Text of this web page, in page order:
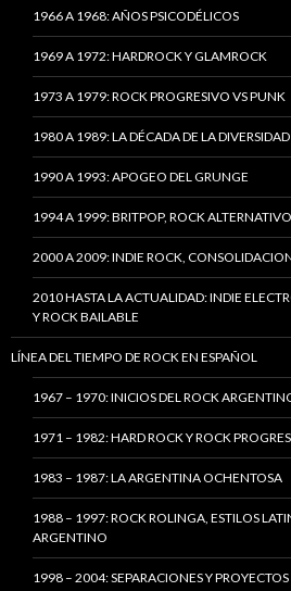
1966 A 1968: AÑOS PSICODÉLICOS
1969 A 1972: HARDROCK Y GLAMROCK
1973 A 1979: ROCK PROGRESIVO VS PUNK
1980 A 1989: LA DÉCADA DE LA
1990 A 1993: APOGEO DEL GRUNGE
1994 A 1999: BRITPOP, ROCK
2000 A 2009: INDIE ROCK,
2010 HASTA LA ACTUALIDAD: INDIE
Y ROCK BAILABLE
LÍNEA DEL TIEMPO DE ROCK EN ESPAÑOL
1967 – 1970: INICIOS DEL ROCK
1971 – 1982: HARD ROCK Y ROCK
1983 – 1987: LA ARGENTINA OCHENTOSA
1988 – 1997: ROCK ROLINGA, ESTILOS
ARGENTINO
1998 – 2004: SEPARACIONES Y PROYECTOS